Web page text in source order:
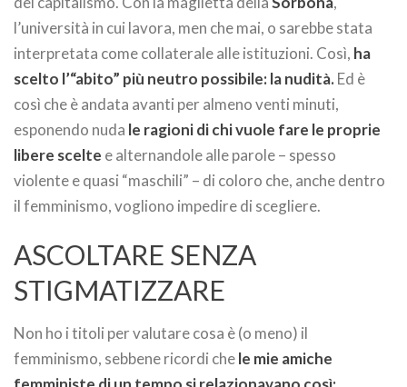
l’università in cui lavora, men che mai, o sarebbe stata
interpretata come collaterale alle istituzioni. Così, ha
scelto l’“abito” più neutro possibile: la nudità.Ed è
così che è andata avanti per almeno venti minuti,
esponendo nuda le ragioni di chi vuole fare le proprie
libere scelte e alternandole alle parole – spesso
violente e quasi “maschili” – di coloro che, anche dentro
il femminismo, vogliono impedire di scegliere.
ASCOLTARE SENZA
STIGMATIZZARE
Non ho i titoli per valutare cosa è (o meno) il
femminismo, sebbene ricordi chele mie amiche